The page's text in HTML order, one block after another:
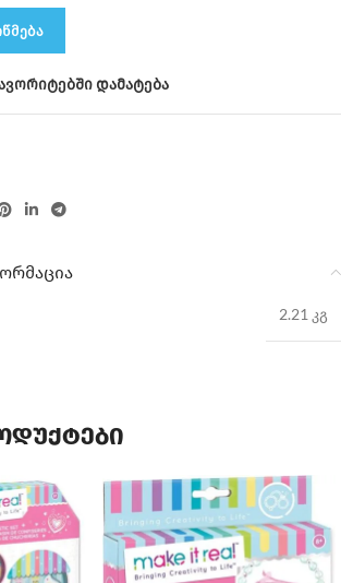
დამატება
2.21 კგ